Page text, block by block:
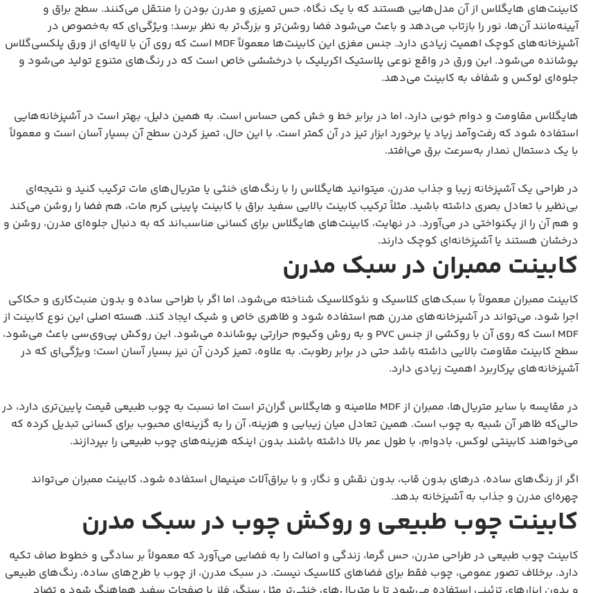
کابینت‌های هایگلاس از آن مدل‌هایی هستند که با یک نگاه، حس تمیزی و مدرن بودن را منتقل می‌کنند. سطح براق و
آیینه‌مانند آن‌ها، نور را بازتاب می‌دهد و باعث می‌شود فضا روشن‌تر و بزرگ‌تر به نظر برسد؛ ویژگی‌ای که به‌خصوص در
آشپزخانه‌های کوچک اهمیت زیادی دارد. جنس مغزی این کابینت‌ها معمولاً MDF است که روی آن با لایه‌ای از ورق پلکسی‌گلاس
پوشانده می‌شود. این ورق در واقع نوعی پلاستیک اکریلیک با درخششی خاص است که در رنگ‌های متنوع تولید می‌شود و
جلوه‌ای لوکس و شفاف به کابینت می‌دهد.
هایگلاس مقاومت و دوام خوبی دارد، اما در برابر خط و خش کمی حساس است. به همین دلیل، بهتر است در آشپزخانه‌هایی
استفاده شود که رفت‌وآمد زیاد یا برخورد ابزار تیز در آن کمتر است. با این حال، تمیز کردن سطح آن بسیار آسان است و معمولاً
با یک دستمال نمدار به‌سرعت برق می‌افتد.
در طراحی یک آشپزخانه زیبا و جذاب مدرن، میتوانید هایگلاس را با رنگ‌های خنثی یا متریال‌های مات ترکیب کنید و نتیجه‌ای
بی‌نظیر با تعادل بصری داشته باشید. مثلاً ترکیب کابینت بالایی سفید براق با کابینت پایینی کرم مات، هم فضا را روشن می‌کند
و هم آن را از یکنواختی در می‌آورد. در نهایت، کابینت‌های هایگلاس برای کسانی مناسب‌اند که به دنبال جلوه‌ای مدرن، روشن و
درخشان هستند یا آشپزخانه‌ای کوچک دارند.
کابینت ممبران در سبک مدرن
کابینت ممبران معمولاً با سبک‌های کلاسیک و نئوکلاسیک شناخته می‌شود، اما اگر با طراحی ساده و بدون منبت‌کاری و حکاکی
اجرا شود، می‌تواند در آشپزخانه‌های مدرن هم استفاده شود و ظاهری خاص و شیک ایجاد کند. هسته اصلی این نوع کابینت از
MDF است که روی آن با روکشی از جنس PVC و به روش وکیوم حرارتی پوشانده می‌شود. این روکش پی‌وی‌سی باعث می‌شود،
سطح کابینت مقاومت بالایی داشته باشد حتی در برابر رطوبت. به علاوه، تمیز کردن آن نیز بسیار آسان است؛ ویژگی‌ای که در
آشپزخانه‌های پرکاربرد اهمیت زیادی دارد.
در مقایسه با سایر متریال‌ها، ممبران از MDF ملامینه و هایگلاس گران‌تر است اما نسبت به چوب طبیعی قیمت پایین‌تری دارد، در
حالی‌که ظاهر آن شبیه به چوب است. همین تعادل میان زیبایی و هزینه، آن را به گزینه‌ای محبوب برای کسانی تبدیل کرده که
می‌خواهند کابینتی لوکس، بادوام، با طول عمر بالا داشته باشند بدون اینکه هزینه‌های چوب طبیعی را بپردازند.
اگر از رنگ‌های ساده، درهای بدون قاب، بدون نقش و نگار، و با یراق‌آلات مینیمال استفاده شود، کابینت ممبران می‌تواند
چهره‌ای مدرن و جذاب به آشپزخانه بدهد.
کابینت چوب طبیعی و روکش چوب در سبک مدرن
کابینت چوب طبیعی در طراحی مدرن، حس گرما، زندگی و اصالت را به فضایی می‌آورد که معمولاً بر سادگی و خطوط صاف تکیه
دارد. برخلاف تصور عمومی، چوب فقط برای فضاهای کلاسیک نیست. در سبک مدرن، از چوب با طرح‌های ساده، رنگ‌های طبیعی